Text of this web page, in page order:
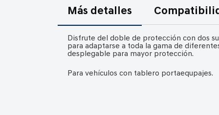
comienzo
galería
Más detalles
Disfrute del doble de protección con dos
para adaptarse a toda la gama de
desplegable para mayor protección.
Para vehículos con tablero portaequpajes.